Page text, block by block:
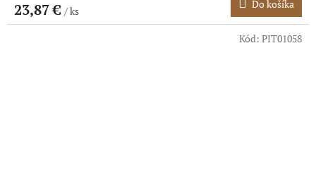
23,87 € / ks
Do košíka
Kód: PIT01058